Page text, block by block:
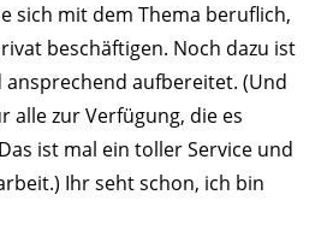
sich mit dem Thema beruflich,
beschäf­tigen. Noch dazu ist
aufbe­reitet. (Und
alle zur Verfügung, die es
ist mal ein toller Service und
Ihr seht schon, ich bin